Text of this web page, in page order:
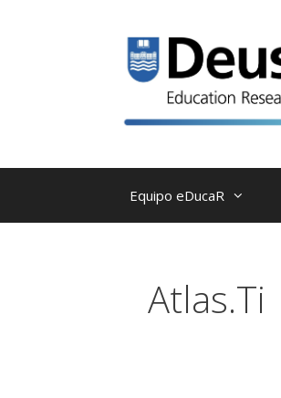
Equipo eDucaR
Atlas.Ti